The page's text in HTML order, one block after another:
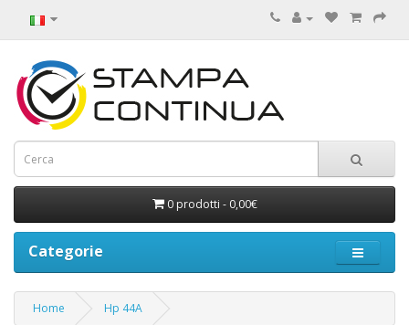
0 prodotti - 0,00€
Categorie
Home Hp 44A